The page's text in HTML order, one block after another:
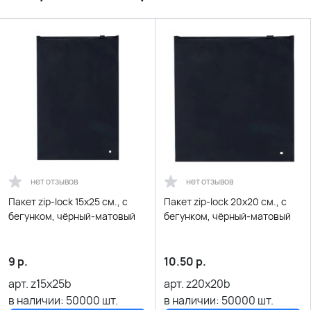
нет отзывов
Пакет zip-lock 15х25 см., с
бегунком, чёрный-матовый
9 р.
арт.z15x25b
в наличии: 50000 шт.
нет отзывов
Пакет zip-lock 20х20 см., с
бегунком, чёрный-матовый
10.50 р.
арт.z20x20b
в наличии: 50000 шт.